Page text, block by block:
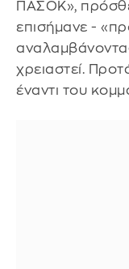
ΠΑΣΟΚ»,
επισήμανε -
χρειαστεί.
έναντι του